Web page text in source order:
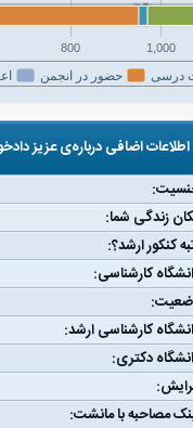
درسی حضور در انجمن
800 1,000
اطلاعات اضافی درباره‌ی عزیز
زندگی شما:
کنکور ارشد؟:
کارشناسی:
کارشناسی ارشد:
دکتری:
مصاحبه با مانشت: